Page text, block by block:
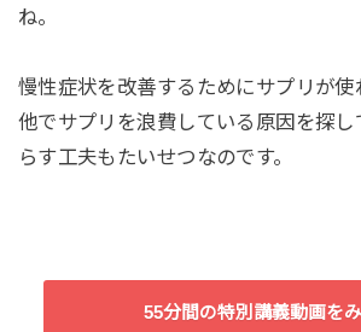
ね。
慢性症状を改善するためにサプリが使
他でサプリを浪費している原因を探し
らす工夫もたいせつなのです。
55分間の特別講義動画をみ